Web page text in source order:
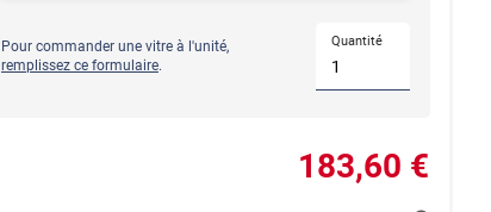
Pour commander une vitre à l'unité,
remplissez ce formulaire.
Quantité
183,60 €